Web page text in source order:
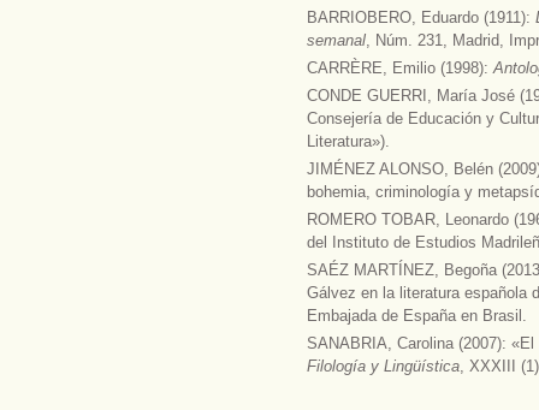
BARRIOBERO, Eduardo (1911):
semanal, Núm. 231, Madrid,
CARRÈRE, Emilio (1998):
CONDE GUERRI, María José
Consejería de Educación y
Literatura»).
JIMÉNEZ ALONSO, Belén
bohemia, criminología y
ROMERO TOBAR, Leonardo
del Instituto de Estudios
SAÉZ MARTÍNEZ, Begoña
Gálvez en la literatura española
Embajada de España en Brasil.
SANABRIA, Carolina (2007):
Filología y Lingüística, XXXIII